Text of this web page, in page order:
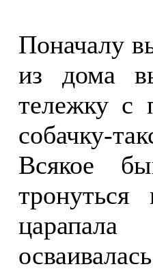
Поначалу
из дома
тележку с
собачку-
Всякое